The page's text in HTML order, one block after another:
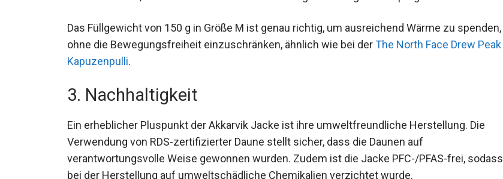
Das Füllgewicht von 150 g in Größe M ist genau richtig, um ausreichend Wärme zu spenden,
ohne die Bewegungsfreiheit einzuschränken, ähnlich wie bei derThe North Face Drew Peak
Kapuzenpulli
3. Nachhaltigkeit
Ein erheblicher Pluspunkt der Akkarvik Jacke ist ihre umweltfreundliche Herstellung. Die
Verwendung von RDS-zertifizierter Daune stellt sicher, dass die Daunen auf
verantwortungsvolle Weise gewonnen wurden. Zudem ist die Jacke PFC-/PFAS-frei, sodass
bei der Herstellung auf umweltschädliche Chemikalien verzichtet wurde.